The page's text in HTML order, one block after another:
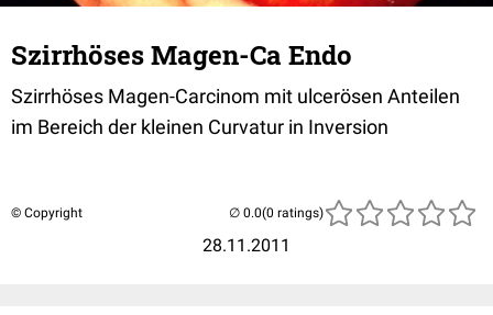
Szirrhöses Magen-Ca Endo
Szirrhöses Magen-Carcinom mit ulcerösen Anteilen
im Bereich der kleinen Curvatur in Inversion
© Copyright
28.11.2011
(0 ratings)